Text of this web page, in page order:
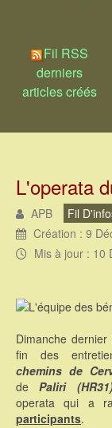
Fil RSS
derniers
articles créés
L'operata
APB Fil
Création : 9
Mis à jour : 10
Dimanche
fin des
chemins de
dePaliri
operata qui a
participants.